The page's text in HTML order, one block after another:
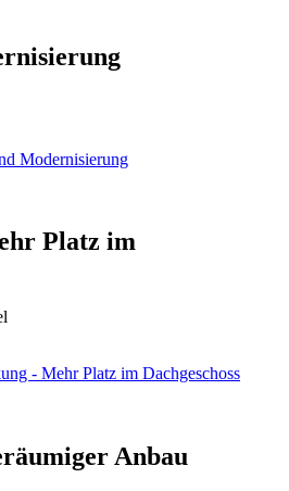
Moderni­sierung
Platz im
- Mehr Platz im Dachgeschoss
Anbau